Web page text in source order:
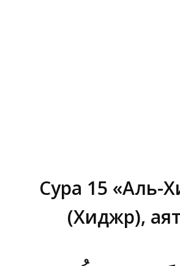
Сура 15 «Аль-
(Хиджр),